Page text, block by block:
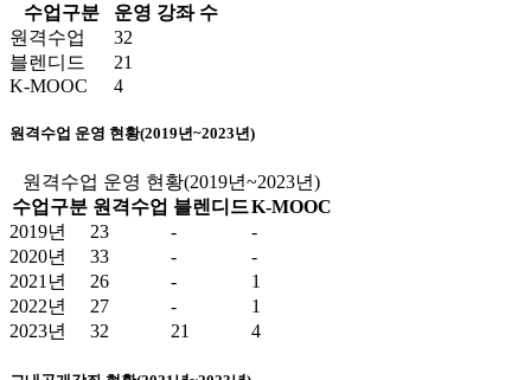
수업구분
운영 강좌 수
원격수업
32
블렌디드
21
K-MOOC
4
원격수업 운영 현황(2019년~2023년)
원격수업 운영 현황(2019년~2023년)
수업구분 원격수업 블렌디드K-MOOC
2019년
23 -
-
2020년
33 -
-
2021년
26 -
1
2022년
27 -
1
2023년
32 21 4